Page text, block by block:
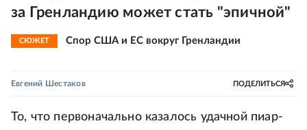
за Гренландию может стать "эпичной"
СЮЖЕТ Спор США и ЕС вокруг Гренландии
Евгений Шестаков ПОДЕЛИТЬСЯ
То, что первоначально казалось удачной пиар-